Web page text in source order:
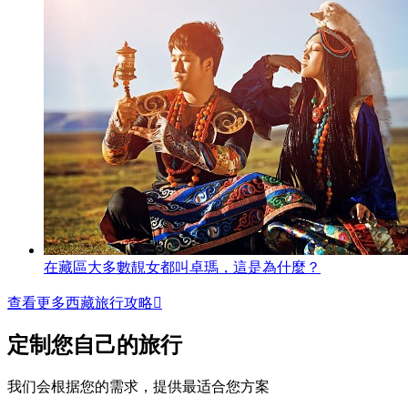
在藏區大多數靚女都叫卓瑪，這是為什麼？
查看更多西藏旅行攻略
定制您自己的旅行
我们会根据您的需求，提供最适合您方案